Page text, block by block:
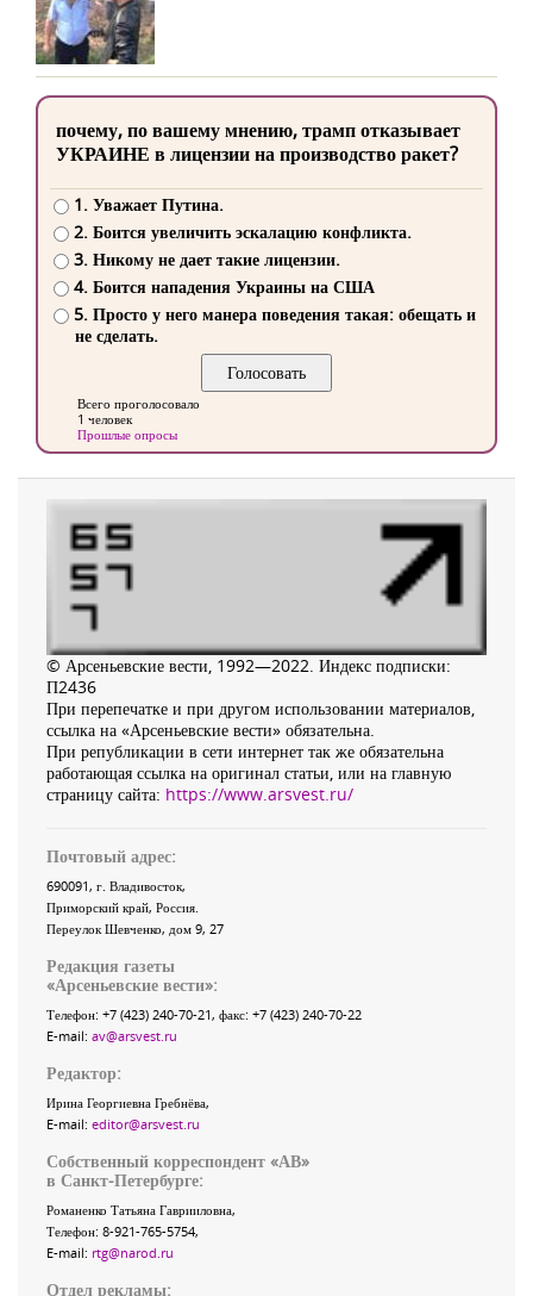
почему, по вашему мнению, трамп отказывает
УКРАИНЕ в лицензии на производство ракет?
1. Уважает Путина.
2. Боится увеличить эскалацию конфликта.
3. Никому не дает такие лицензии.
4. Боится нападения Украины на США
5. Просто у него манера поведения такая: обещать и
не сделать.
Всего проголосовало
1 человек
Прошлые опросы
© Арсеньевские вести, 1992—2022. Индекс подписки:
П2436
При перепечатке и при другом использовании материалов,
ссылка на «Арсеньевские вести» обязательна.
При републикации в сети интернет так же обязательна
работающая ссылка на оригинал статьи, или на главную
страницу сайта: https://www.arsvest.ru/
Почтовый адрес:
690091, г. Владивосток,
Приморский край, Россия
Переулок Шевченко, дом 9, 27
Редакция газеты
«Арсеньевские вести»:
Телефон: +7 (423) 240-70-21, факс: +7 (423) 240-70-22
E-mail: av@arsvest.ru
Редактор:
Ирина Георгиевна Гребнёва,
E-mail: editor@arsvest.ru
Собственный корреспондент «АВ»
в Санкт-Петербурге:
Романенко Татьяна Гаврииловна,
Телефон: 8-921-765-5754,
E-mail: rtg@narod.ru
Отдел рекламы: